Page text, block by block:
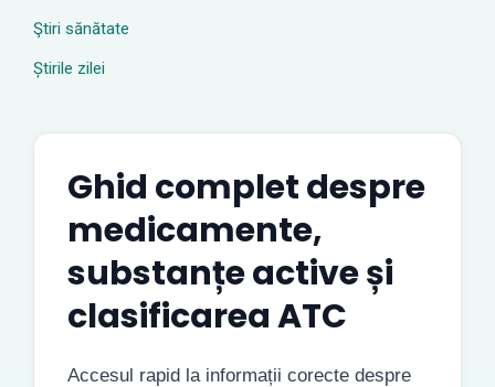
Ştiri sănătate
Știrile zilei
Ghid complet despre
medicamente,
substanțe active și
clasificarea ATC
Accesul rapid la informații corecte despre